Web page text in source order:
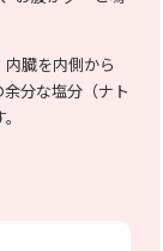
臓を内側から
分な塩分（ナト